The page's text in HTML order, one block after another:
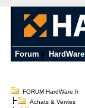
Forum
FORUM HardWare.fr
Achats & Ventes